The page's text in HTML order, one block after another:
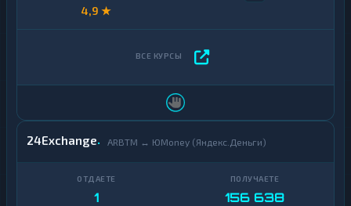
4,9 ★
24Exchange ARBTM ↔ ЮMoney (Яндекс.Деньги)
1 156 638